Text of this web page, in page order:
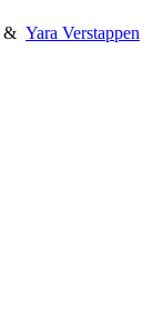
& Yara Verstappen